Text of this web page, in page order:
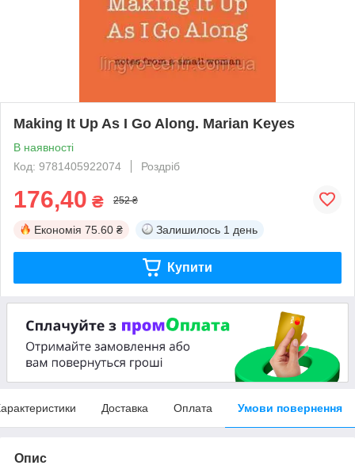
Making It Up As I Go Along. Marian Keyes
В наявності
Код: 9781405922074
Роздріб
176,40 ₴ 252 ₴
Економія 75.60 ₴ Залишилось 1 день
Купити
Доставка Оплата Умови повернення
Опис